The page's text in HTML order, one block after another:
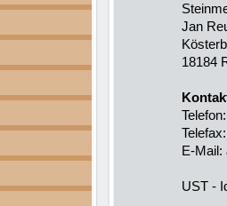
Jan
18184
E-Mail:
UST -